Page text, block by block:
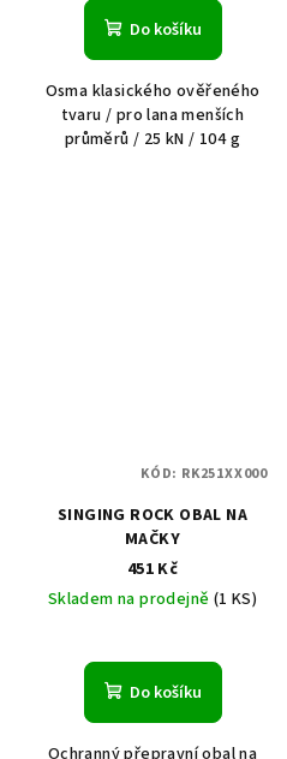
Do košíku
Osma klasického ověřeného
tvaru / pro lana menších
průměrů / 25 kN / 104 g
SINGING ROCK OBAL NA
MAČKY
451 Kč
Skladem na prodejně (1 KS)
Do košíku
Ochranný přepravní obal na
KÓD: RK251XX000